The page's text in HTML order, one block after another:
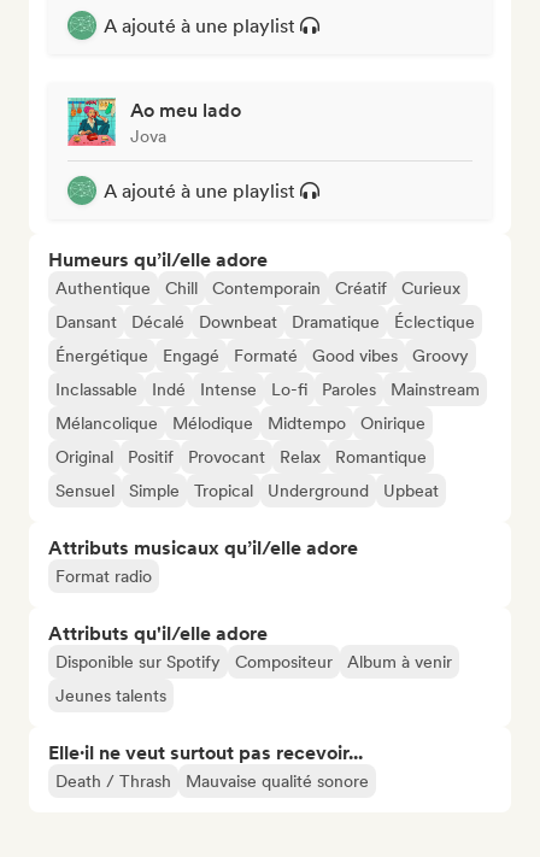
A ajouté à une playlist
Ao meu lado
Jova
A ajouté à une playlist
Humeurs qu’il/elle adore
Authentique Chill Contemporain Créatif
Curieux
Dansant
Décalé Downbeat Dramatique
Éclectique
Énergétique
Engagé Formaté Good vibes
Groovy
Inclassable
Indé Intense Lo-fi Paroles
Mainstream
Mélancolique
Mélodique Midtempo
Onirique
Original
Positif Provocant Relax
Romantique
Sensuel
Simple Tropical Underground Upbeat
Attributs musicaux qu’il/elle adore
Format radio
Attributs qu'il/elle adore
Disponible sur Spotify Compositeur
Album à venir
Jeunes talents
Elle·il ne veut surtout pas recevoir...
Death / Thrash Mauvaise qualité sonore